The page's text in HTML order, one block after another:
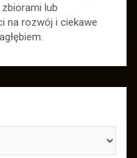
lub
na rozwój i ciekawe